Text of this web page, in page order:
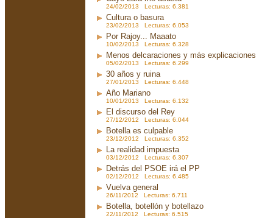
24/02/2013 Lecturas: 6.381
Cultura o basura
23/02/2013 Lecturas: 6.053
Por Rajoy... Maaato
10/02/2013 Lecturas: 6.328
Menos delcaraciones y más explicaciones
05/02/2013 Lecturas: 6.299
30 años y ruina
27/01/2013 Lecturas: 6.448
Año Mariano
10/01/2013 Lecturas: 6.132
El discurso del Rey
27/12/2012 Lecturas: 6.044
Botella es culpable
23/12/2012 Lecturas: 6.352
La realidad impuesta
03/12/2012 Lecturas: 6.307
Detrás del PSOE irá el PP
02/12/2012 Lecturas: 6.485
Vuelva general
26/11/2012 Lecturas: 6.711
Botella, botellón y botellazo
22/11/2012 Lecturas: 6.515